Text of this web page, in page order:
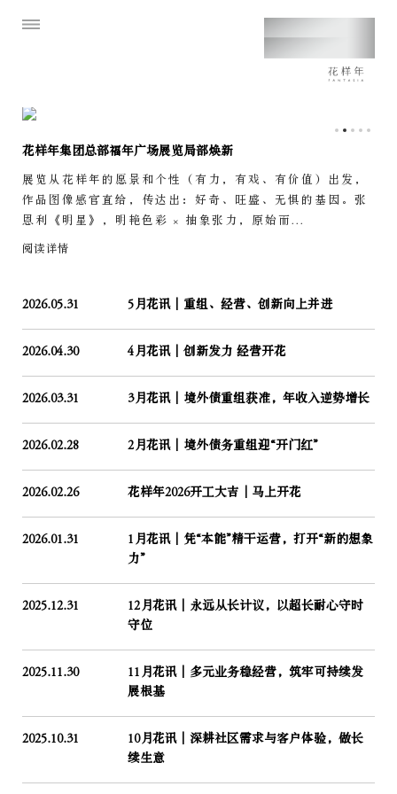
花样年集团总部福年广场展览局部焕新
展览从花样年的愿景和个性（有力，有戏、有价值）出发，
作品图像感官直给，传达出：好奇、旺盛、无惧的基因。张
恩利《明星》，明艳色彩 × 抽象张力，原始而...
阅读详情
2026.05.31 5月花讯｜重组、经营、创新向上并进
2026.04.30 4月花讯｜创新发力 经营开花
2026.03.31 3月花讯｜境外债重组获准，年收入逆势增长
2026.02.28 2月花讯｜境外债务重组迎“开门红”
2026.02.26 花样年2026开工大吉│马上开花
2026.01.31
1月花讯｜凭“本能”精干运营，打开“新的想象
力”
2025.12.31
12月花讯｜永远从长计议，以超长耐心守时
守位
2025.11.30
11月花讯｜多元业务稳经营，筑牢可持续发
展根基
2025.10.31
10月花讯｜深耕社区需求与客户体验，做长
续生意